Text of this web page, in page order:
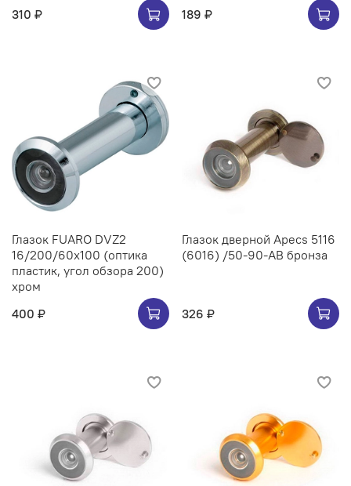
310 ₽ 189 ₽
Глазок FUARO DVZ2
16/200/60x100 (оптика
пластик, угол обзора 200)
хром
400 ₽
Глазок дверной Apecs 5116
(6016) /50-90-AB бронза
326 ₽